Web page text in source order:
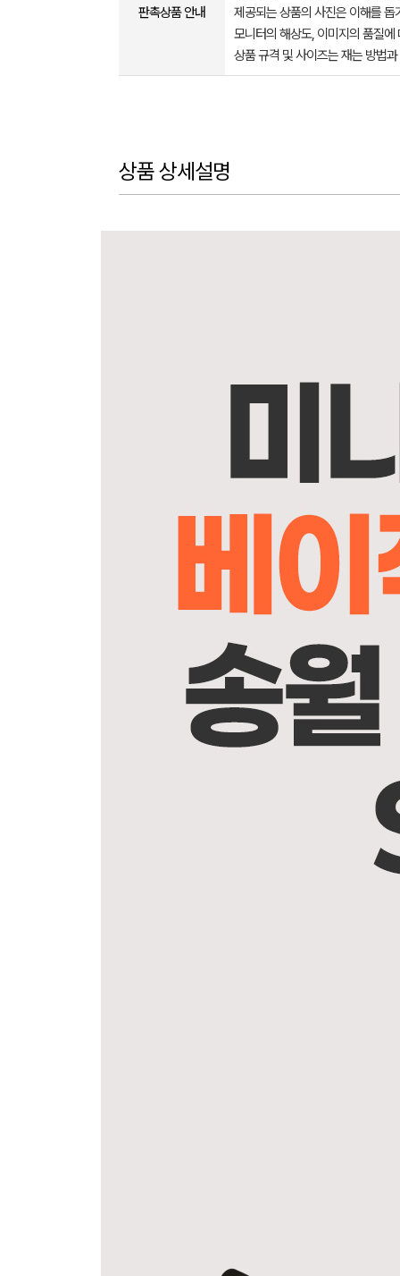
판촉상품 안내
제공되는 상품의 사진은 이해를
모니터의 해상도, 이미지의 품질
상품 규격 및 사이즈는 재는 방법
상품 상세설명